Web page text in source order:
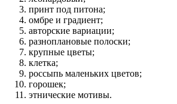
принт под питона;
омбре и градиент;
авторские вариации;
разноплановые полоски;
крупные цветы;
клетка;
россыпь маленьких цветов;
горошек;
этнические мотивы.